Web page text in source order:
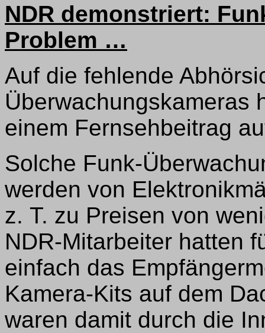
NDR demonstriert:
Problem …
Auf die fehlende
Überwachungskameras
einem Fernsehbeitrag
Solche Funk-
werden von
z. T. zu Preisen von
NDR-Mitarbeiter hatten
einfach das
Kamera-Kits auf dem
waren damit durch die